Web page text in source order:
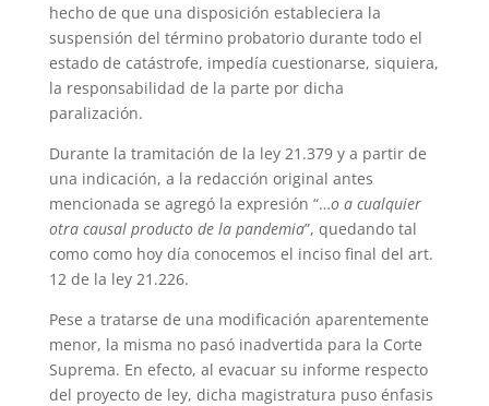
hecho de que una disposición estableciera la
suspensión del término probatorio durante todo el
estado de catástrofe, impedía cuestionarse, siquiera,
la responsabilidad de la parte por dicha
paralización.
Durante la tramitación de la ley 21.379 y a partir de
una indicación, a la redacción original antes
mencionada se agregó la expresión “…o a cualquier
otra causal producto de la pandemia”, quedando tal
como como hoy día conocemos el inciso final del art.
12 de la ley 21.226.
Pese a tratarse de una modificación aparentemente
menor, la misma no pasó inadvertida para la Corte
Suprema. En efecto, al evacuar su informe respecto
del proyecto de ley, dicha magistratura puso énfasis